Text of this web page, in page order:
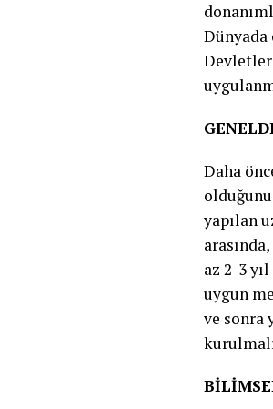
Daha
yapılan
az 2-3
uygun
ve sonra